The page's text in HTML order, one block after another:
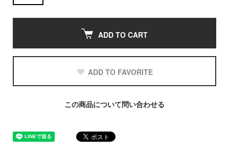
ADD TO CART
ADD TO FAVORITE
この商品について問い合わせる